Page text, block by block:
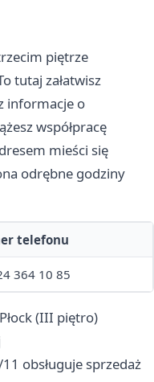
piętrze
tutaj załatwisz
informacje o
współpracę
mieści się
odrębne godziny
telefonu
364 10 85
(III piętro)
obsługuje sprzedaż